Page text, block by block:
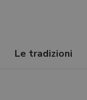
Le tradizioni